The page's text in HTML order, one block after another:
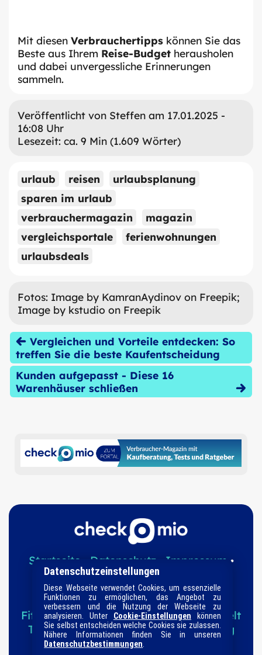
Mit diesen Verbrauchertipps können Sie das
Beste aus Ihrem Reise-Budget herausholen
und dabei unvergessliche Erinnerungen
sammeln.
Veröffentlicht von Steffen am 17.01.2025 -
16:08 Uhr
Lesezeit: ca. 9 Min (1.609 Wörter)
urlaub reisen
urlaubsplanung
sparen im urlaub
verbrauchermagazin
magazin
vergleichsportale
ferienwohnungen
urlaubsdeals
Fotos: Image by KamranAydinov on Freepik;
Image by kstudio on Freepik
Vergleichen und Vorteile entdecken: So
treffen Sie die beste Kaufentscheidung
Kunden aufgepasst - Diese 16
Warenhäuser schließen
Startseite Datenschutz• Impressum •
Informationen•Suche
Ratgeber-Kategorien
Fitness & Sport Familie Haushalt Tierwelt
Technik Garten Magazin Kaufberatung
Direkte Produkt-Vergleiche
Datenschutzeinstellungen
Diese Webseite verwendet Cookies, um essenzielle
Funktionen zu ermöglichen, das Angebot zu
verbessern und die Nutzung der Webseite zu
analysieren. Unter Cookie-Einstellungen können
Sie selbst entscheiden welche Cookies sie zulassen.
Nähere Informationen finden Sie in unseren
Datenschutzbestimmungen